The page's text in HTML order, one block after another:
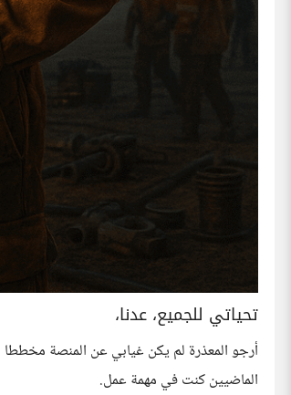
تحياتي للجميع، عدنا،
أرجو المعذرة لم يكن غيابي عن المنصة
الماضيين كنت في مهمة عمل.